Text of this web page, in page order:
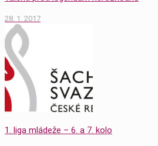
28. 1. 2017
1. liga mládeže – 6. a 7. kolo